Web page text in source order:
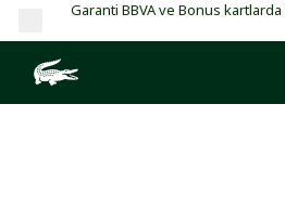
Garanti BBVA ve Bonus